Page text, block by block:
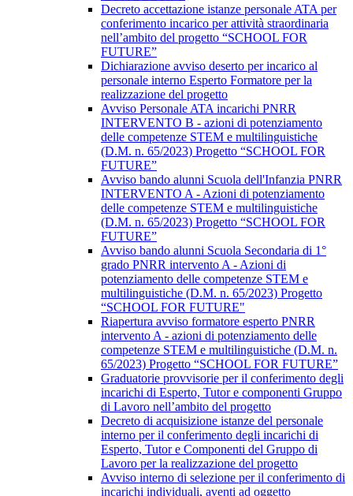
Decreto accettazione istanze personale ATA per
conferimento incarico per attività straordinaria
nell’ambito del progetto “SCHOOL FOR
FUTURE”
Dichiarazione avviso deserto per incarico al
personale interno Esperto Formatore per la
realizzazione del progetto
Avviso Personale ATA incarichi PNRR
INTERVENTO B - azioni di potenziamento
delle competenze STEM e multilinguistiche
(D.M. n. 65/2023) Progetto “SCHOOL FOR
FUTURE”
Avviso bando alunni Scuola dell'Infanzia PNRR
INTERVENTO A - Azioni di potenziamento
delle competenze STEM e multilinguistiche
(D.M. n. 65/2023) Progetto “SCHOOL FOR
FUTURE”
Avviso bando alunni Scuola Secondaria di 1°
grado PNRR intervento A - Azioni di
potenziamento delle competenze STEM e
multilinguistiche (D.M. n. 65/2023) Progetto
“SCHOOL FOR FUTURE"
Riapertura avviso formatore esperto PNRR
intervento A - azioni di potenziamento delle
competenze STEM e multilinguistiche (D.M. n.
65/2023) Progetto “SCHOOL FOR FUTURE”
Graduatorie provvisorie per il conferimento degli
incarichi di Esperto, Tutor e componenti Gruppo
di Lavoro nell’ambito del progetto
Decreto di acquisizione istanze del personale
interno per il conferimento degli incarichi di
Esperto, Tutor e Componenti del Gruppo di
Lavoro per la realizzazione del progetto
Avviso interno di selezione per il conferimento di
incarichi individuali, aventi ad oggetto